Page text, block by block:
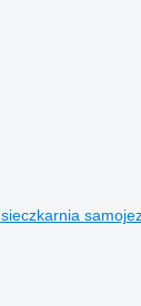
sieczkarnia